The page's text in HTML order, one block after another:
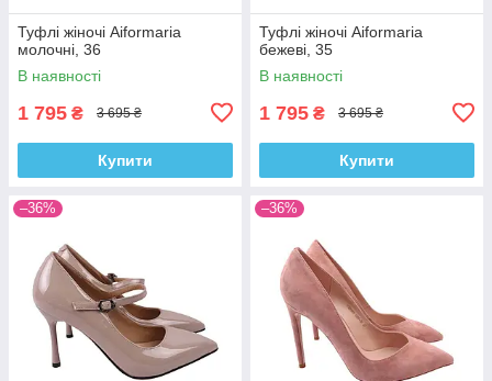
Туфлі жіночі Aiformaria
молочні, 36
В наявності
1 795 ₴ 3 695 ₴
Купити
Туфлі жіночі Aiformaria
бежеві, 35
В наявності
1 795 ₴ 3 695 ₴
Купити
–36% –36%